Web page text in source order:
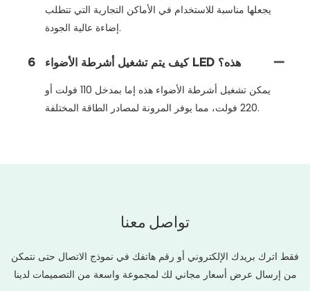
يجعلها مناسبة للاستخدام في الأماكن التجارية التي تتطلب
إضاءة عالية الجودة.
6 كيف يتم تشغيل أشرطة الأضواء LED هذه؟
يمكن تشغيل أشرطة الأضواء هذه إما بمدخل 110 فولت أو
220 فولت، مما يوفر المرونة لمصادر الطاقة المختلفة.
تواصل معنا
فقط اترك بريدك الإلكتروني أو رقم هاتفك في نموذج الاتصال حتى نتمكن
من إرسال عرض أسعار مجاني لك لمجموعة واسعة من التصميمات لدينا